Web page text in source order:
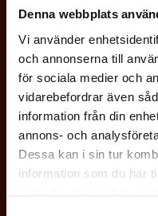
Denna webbplats
Vi använder
och annonserna till
för sociala medier och
vidarebefordrar även
information från din
annons- och
Dessa kan i sin tur
information som du har
s
k
t
)
i
s
k
t
)
a
t
o
r
i
s
k
JOBBAR INOM
I ÖVRIGT